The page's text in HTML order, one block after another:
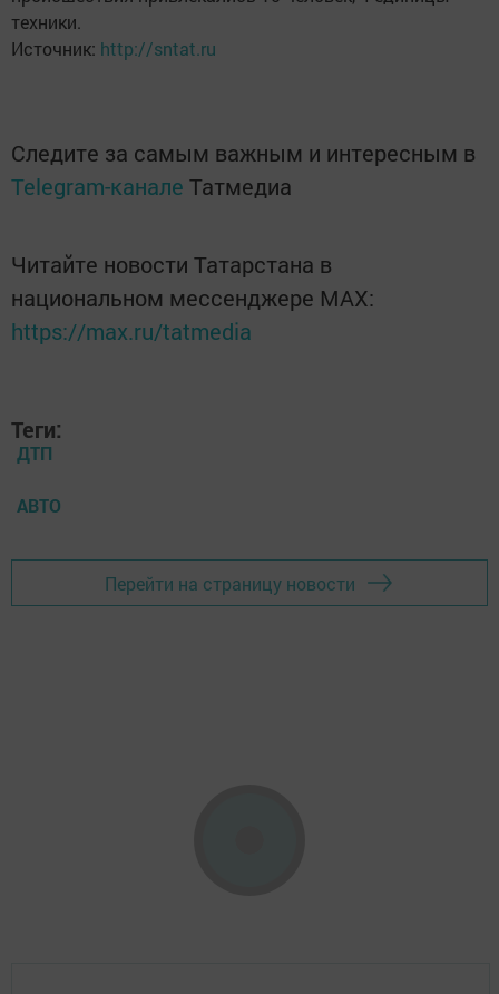
техники.
Источник: http://sntat.ru
Следите за самым важным и интересным в
Telegram-канале Татмедиа
Читайте новости Татарстана в
национальном мессенджере MАХ:
https://max.ru/tatmedia
Теги:
ДТП
АВТО
Перейти на страницу новости